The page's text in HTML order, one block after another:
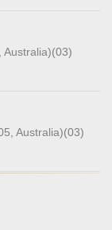
Australia)(03)
Australia)(03)